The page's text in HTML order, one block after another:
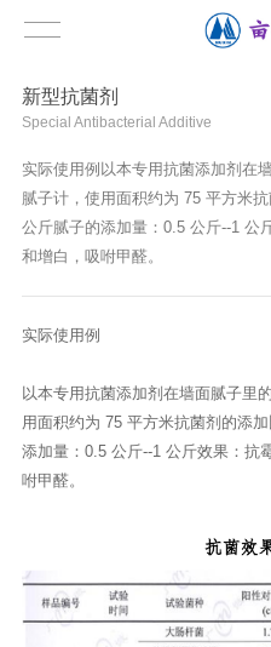
新型抗菌剂
Special Antibacterial Additive
实际使用例以本专用抗菌添加剂在
腻子计，使用面积约为 75 平方米
公斤腻子的添加量：0.5 公斤--1 公
和增白，吸咐甲醛。
实际使用例
以本专用抗菌添加剂在墙面腻子里
用面积约为 75 平方米抗菌剂的添
添加量：0.5 公斤--1 公斤效果：抗
咐甲醛。